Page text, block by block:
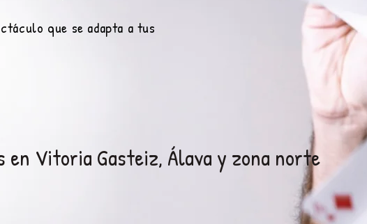
que se adapta a tus
en Vitoria Gasteiz, Álava y zona norte